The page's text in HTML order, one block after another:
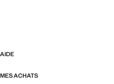
AIDE
MES ACHATS